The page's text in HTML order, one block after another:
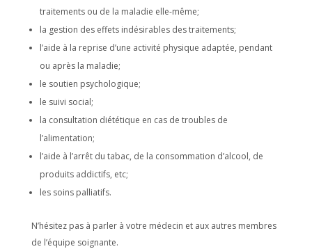
traitements ou de la maladie elle-même;
la gestion des effets indésirables des traitements;
l’aide à la reprise d’une activité physique adaptée, pendant
ou après la maladie;
le soutien psychologique;
le suivi social;
la consultation diététique en cas de troubles de
l’alimentation;
l’aide à l’arrêt du tabac, de la consommation d’alcool, de
produits addictifs, etc;
les soins palliatifs.
N’hésitez pas à parler à votre médecin et aux autres membres
de l’équipe soignante.